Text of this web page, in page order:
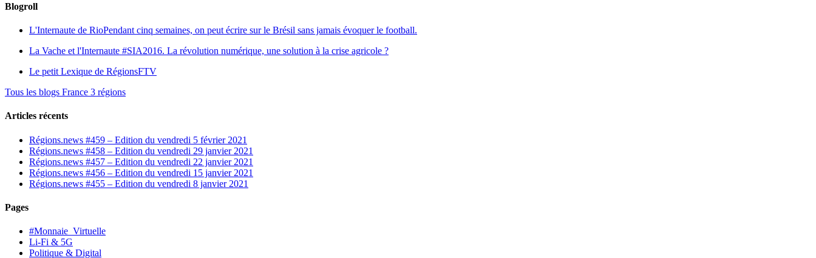
Blogroll
L'Internaute de RioPendant cinq semaines, on peut écrire sur le Brésil sans jamais évoquer le football.
La Vache et l'Internaute #SIA2016. La révolution numérique, une solution à la crise agricole ?
Le petit Lexique de RégionsFTV
Tous les blogs France 3 régions
Articles récents
Régions.news #459 – Edition du vendredi 5 février 2021
Régions.news #458 – Edition du vendredi 29 janvier 2021
Régions.news #457 – Edition du vendredi 22 janvier 2021
Régions.news #456 – Edition du vendredi 15 janvier 2021
Régions.news #455 – Edition du vendredi 8 janvier 2021
Pages
#Monnaie_Virtuelle
Li-Fi & 5G
Politique & Digital